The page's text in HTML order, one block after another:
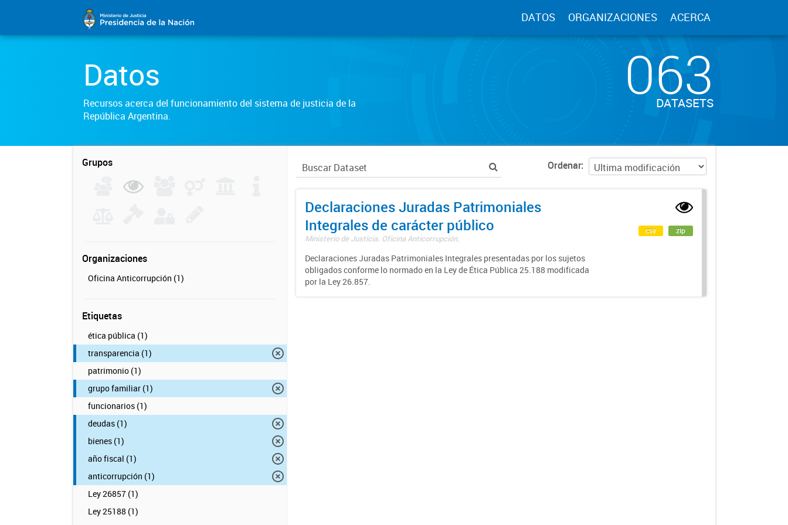
DATOS ORGANIZACIONES ACERCA
Datos
Recursos acerca del funcionamiento del sistema de justicia de la
República Argentina.
063
DATASETS
Grupos
Organizaciones
Oficina Anticorrupción (1)
Etiquetas
ética pública (1)
transparencia (1)
patrimonio (1)
grupo familiar (1)
funcionarios (1)
deudas (1)
bienes (1)
año fiscal (1)
anticorrupción (1)
Ley 26857 (1)
Ley 25188 (1)
Ordenar
Declaraciones Juradas Patrimoniales
Integrales de carácter público
Ministerio de Justicia. Oficina Anticorrupción.
Declaraciones Juradas Patrimoniales Integrales presentadas por los sujetos
obligados conforme lo normado en la Ley de Ética Pública 25.188 modificada
por la Ley 26.857.
csv zip